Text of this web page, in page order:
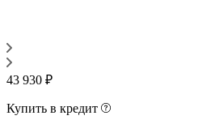
43 930 ₽
Купить в кредит